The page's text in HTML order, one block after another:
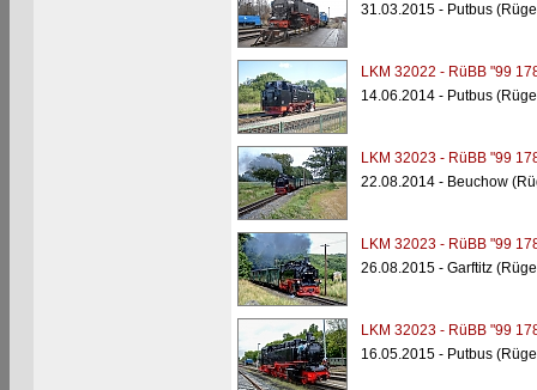
31.03.2015 - Putbus
LKM 32022 - RüBB "99
14.06.2014 - Putbus
LKM 32023 - RüBB "99
22.08.2014 - Beuchow
LKM 32023 - RüBB "99
26.08.2015 - Garftitz
LKM 32023 - RüBB "99
16.05.2015 - Putbus